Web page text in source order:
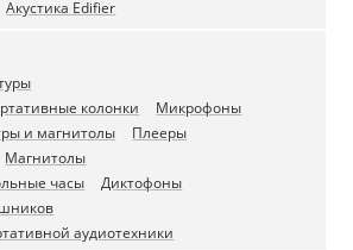
Акустика Edifier
колонки
Микрофоны
и магнитолы
Плееры
Магнитолы
часы
Диктофоны
аудиотехники